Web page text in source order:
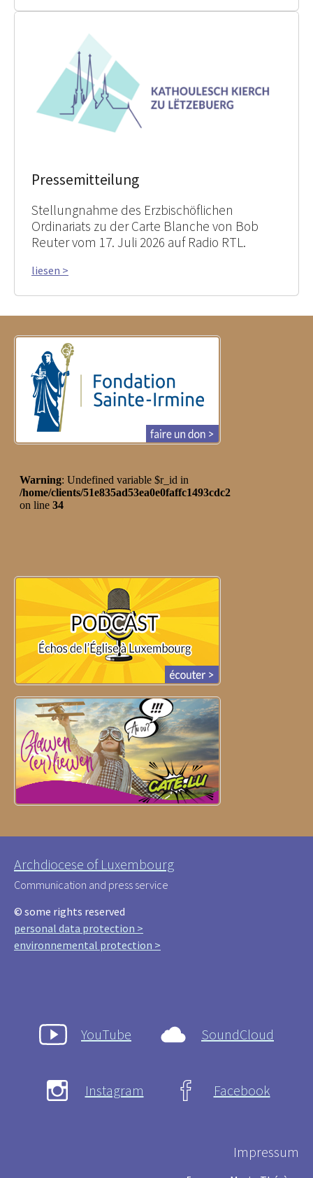
Pressemitteilung
Stellungnahme des Erzbischöflichen
Ordinariats zu der Carte Blanche von Bob
Reuter vom 17. Juli 2026 auf Radio RTL.
liesen >
Archdiocese of Luxembourg
Communication and press service
© some rights reserved
personal data protection >
environnemental protection >
YouTube SoundCloud
Instagram Facebook
Impressum